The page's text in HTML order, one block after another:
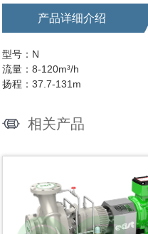
产品详细介绍
型号：N
流量：8-120m³/h
扬程：37.7-131m
相关产品